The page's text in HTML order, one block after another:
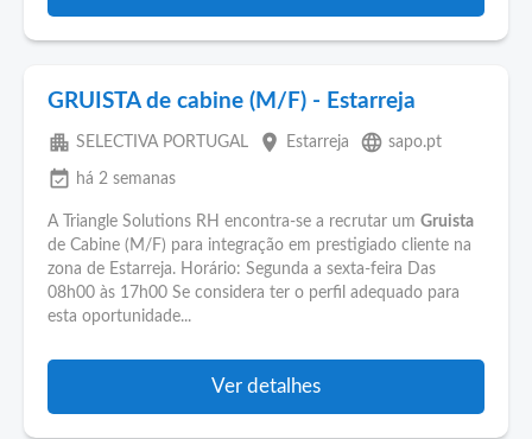
GRUISTA de cabine (M/F) - Estarreja
apartment SELECTIVA PORTUGAL place Estarreja language sapo.pt
event_available há 2 semanas
A Triangle Solutions RH encontra-se a recrutar um Gruista
de Cabine (M/F) para integração em prestigiado cliente na
zona de Estarreja. Horário: Segunda a sexta-feira Das
08h00 às 17h00 Se considera ter o perfil adequado para
esta oportunidade...
Ver detalhes